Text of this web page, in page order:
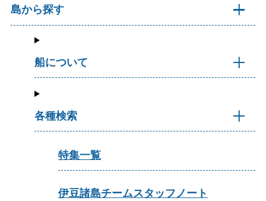
島から探す
船について
各種検索
特集一覧
伊豆諸島チームスタッフノート